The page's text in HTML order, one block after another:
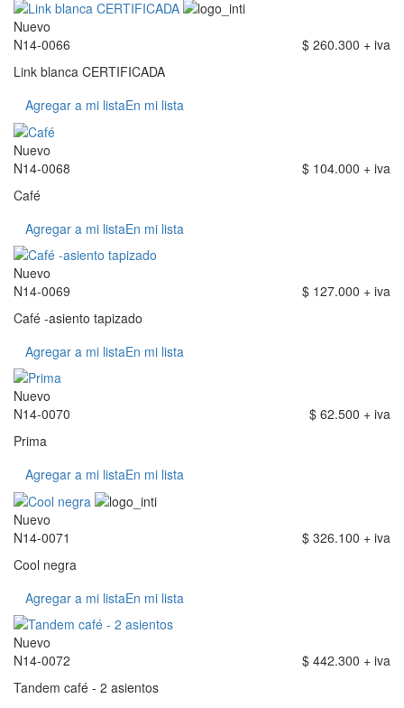
Nuevo
N14-0066
$ 260.300 + iva
Link blanca CERTIFICADA
Agregar a mi listaEn mi lista
Nuevo
N14-0068
$ 104.000 + iva
Café
Agregar a mi listaEn mi lista
Nuevo
N14-0069
$ 127.000 + iva
Café -asiento tapizado
Agregar a mi listaEn mi lista
Nuevo
N14-0070
$ 62.500 + iva
Prima
Agregar a mi listaEn mi lista
Nuevo
N14-0071
$ 326.100 + iva
Cool negra
Agregar a mi listaEn mi lista
Nuevo
N14-0072
$ 442.300 + iva
Tandem café - 2 asientos